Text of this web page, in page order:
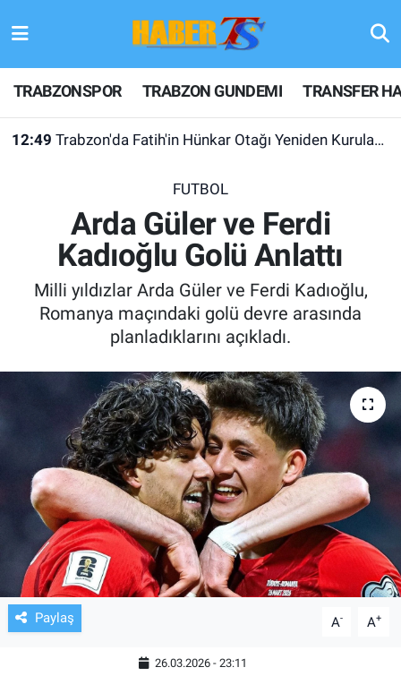
TRABZONSPOR TRABZON GUNDEMI TRANSFER
12:49 Trabzon'da Fatih'in Hünkar Otağı Yeniden Kurulacak
FUTBOL
Arda Güler ve Ferdi
Kadıoğlu Golü Anlattı
Milli yıldızlar Arda Güler ve Ferdi Kadıoğlu,
Romanya maçındaki golü devre arasında
planladıklarını açıkladı.
Paylaş A- A+
26.03.2026 - 23:11
TRABZONSPOR
TRABZON GUNDEMI
KULİS MEYDANI
1461 TRABZON
ALT LIGLER
TV VE SİNEMA
BASKETBOL
SAĞLIK
GENEL
KÜLTÜR SANAT
Hava Durumu
Trafik Durumu
Son Dakika Haberleri
Haber Arşivi